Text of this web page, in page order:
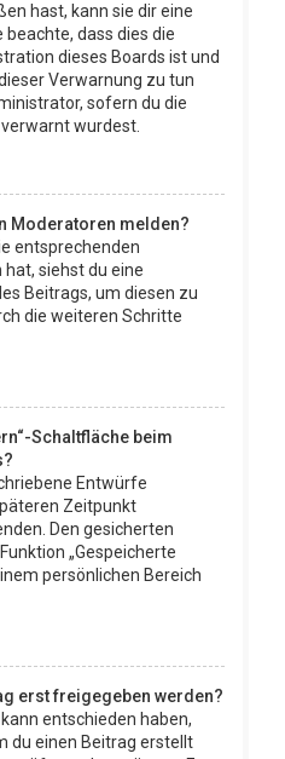
hast, kann sie dir eine
dass dies die
dieses Boards ist und
Verwarnung zu tun
sofern du die
wurdest.
Moderatoren melden?
entsprechenden
siehst du eine
Beitrags, um diesen zu
die weiteren Schritte
Schaltfläche beim
Entwürfe
Zeitpunkt
Den gesicherten
„Gespeicherte
persönlichen Bereich
erst freigegeben werden?
entschieden haben,
du einen Beitrag erstellt